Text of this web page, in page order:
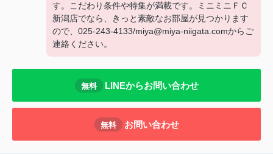
す。こだわり条件や特集が満載です。ミニミニＦＣ
新潟店でなら、きっと素敵なお部屋が見つかります
ので、025-243-4133/miya@miya-niigata.comからご
連絡ください。
無料 LINEからお問い合わせ
無料 お問い合わせ